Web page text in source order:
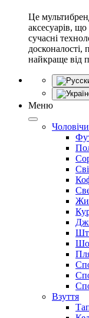
Це
аксесуарів, що
сучасні
найкраще від
Меню
Взуття